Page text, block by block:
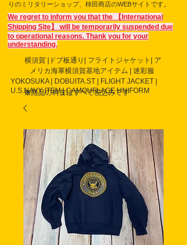
りのミリタリーショップ、柿田商店のWEBサイトです。
We regret to inform you that the 【International
Shipping Site】 will be temporarily suspended due
to operational reasons. Thank you for your
understanding.
横須賀 |ドブ板通り| フライト ジャケット| ア
メリカ海軍横須賀基地アイテム | 迷彩服
YOKOSUKA | DOBUITA.ST | FLIGHT JACKET |
U.S.NAVY ITEM | CAMOUFLAGE UNIFORM
※商品の料金はすべて税込みです